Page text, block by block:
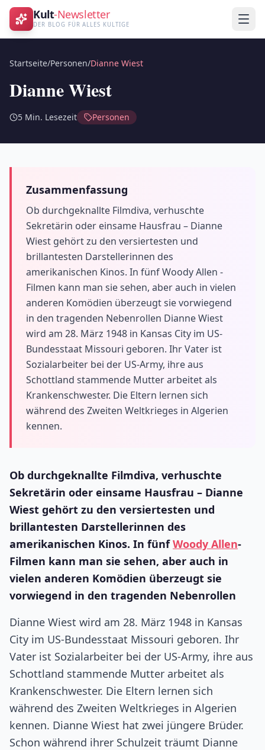
Kult-Newsletter
DER BLOG FÜR ALLES KULTIGE
Startseite/Personen/Dianne Wiest
Dianne Wiest
5 Min. Lesezeit Personen
Zusammenfassung
Ob durchgeknallte Filmdiva, verhuschte
Sekretärin oder einsame Hausfrau – Dianne
Wiest gehört zu den versiertesten und
brillantesten Darstellerinnen des
amerikanischen Kinos. In fünf Woody Allen -
Filmen kann man sie sehen, aber auch in vielen
anderen Komödien überzeugt sie vorwiegend
in den tragenden Nebenrollen Dianne Wiest
wird am 28. März 1948 in Kansas City im US-
Bundesstaat Missouri geboren. Ihr Vater ist
Sozialarbeiter bei der US-Army, ihre aus
Schottland stammende Mutter arbeitet als
Krankenschwester. Die Eltern lernen sich
während des Zweiten Weltkrieges in Algerien
kennen.
Ob durchgeknallte Filmdiva, verhuschte
Sekretärin oder einsame Hausfrau – Dianne
Wiest gehört zu den versiertesten und
brillantesten Darstellerinnen des
amerikanischen Kinos. In fünfWoody Allen-
Filmen kann man sie sehen, aber auch in
vielen anderen Komödien überzeugt sie
vorwiegend in den tragenden Nebenrollen
Dianne Wiest wird am 28. März 1948 in Kansas
City im US-Bundesstaat Missouri geboren. Ihr
Vater ist Sozialarbeiter bei der US-Army, ihre aus
Schottland stammende Mutter arbeitet als
Krankenschwester. Die Eltern lernen sich
während des Zweiten Weltkrieges in Algerien
kennen. Dianne Wiest hat zwei jüngere Brüder.
Schon während ihrer Schulzeit träumt Dianne